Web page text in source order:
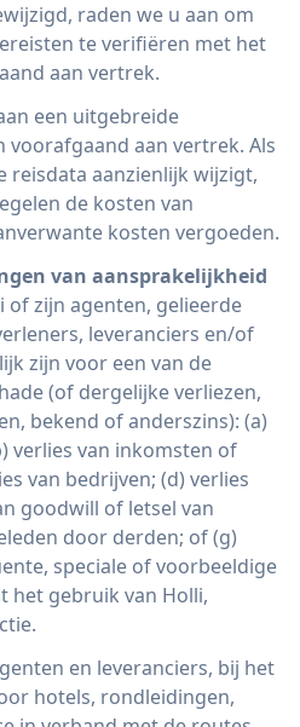
raden we u aan om
te verifiëren met het
aan vertrek.
een uitgebreide
voorafgaand aan vertrek. Als
reisdata aanzienlijk wijzigt,
de kosten van
kosten vergoeden.
van aansprakelijkheid
of zijn agenten, gelieerde
leveranciers en/of
zijn voor een van de
(of dergelijke verliezen,
bekend of anderszins): (a)
verlies van inkomsten of
van bedrijven; (d) verlies
goodwill of letsel van
door derden; of (g)
speciale of voorbeeldige
het gebruik van Holli,
en leveranciers, bij het
hotels, rondleidingen,